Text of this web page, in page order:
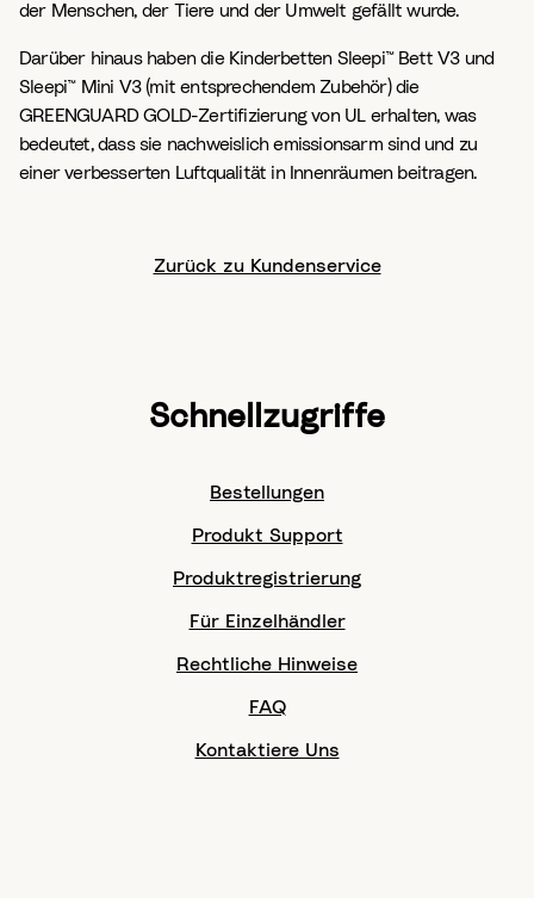
der Menschen, der Tiere und der Umwelt gefällt wurde.
Darüber hinaus haben die Kinderbetten Sleepi™ Bett V3 und
Sleepi™ Mini V3 (mit entsprechendem Zubehör) die
GREENGUARD GOLD-Zertifizierung von UL erhalten, was
bedeutet, dass sie nachweislich emissionsarm sind und zu
einer verbesserten Luftqualität in Innenräumen beitragen.
Zurück zu Kundenservice
Schnellzugriffe
Bestellungen
Produkt Support
Produktregistrierung
Für Einzelhändler
Rechtliche Hinweise
FAQ
Kontaktiere Uns